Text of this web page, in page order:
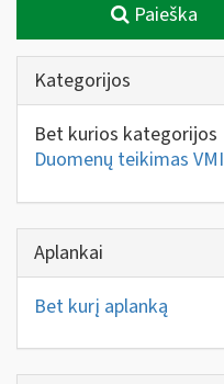
Paieška
Kategorijos
Bet kurios kategorijos
Duomenų teikimas VMI
Aplankai
Bet kurį aplanką